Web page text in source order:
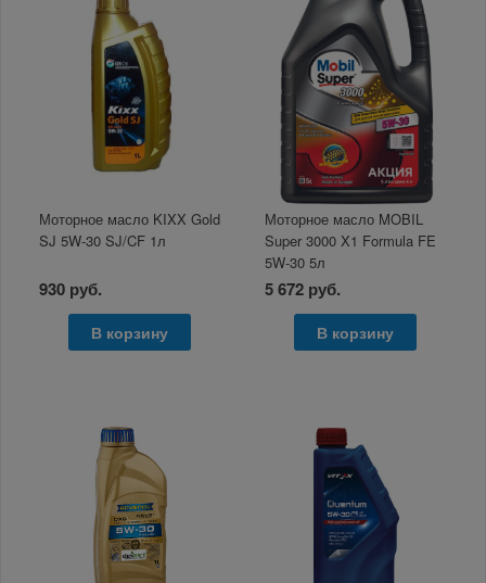
Моторное масло KIXX Gold
SJ 5W-30 SJ/CF 1л
930 руб.
В корзину
Моторное масло MOBIL
Super 3000 X1 Formula FE
5W-30 5л
5 672 руб.
В корзину